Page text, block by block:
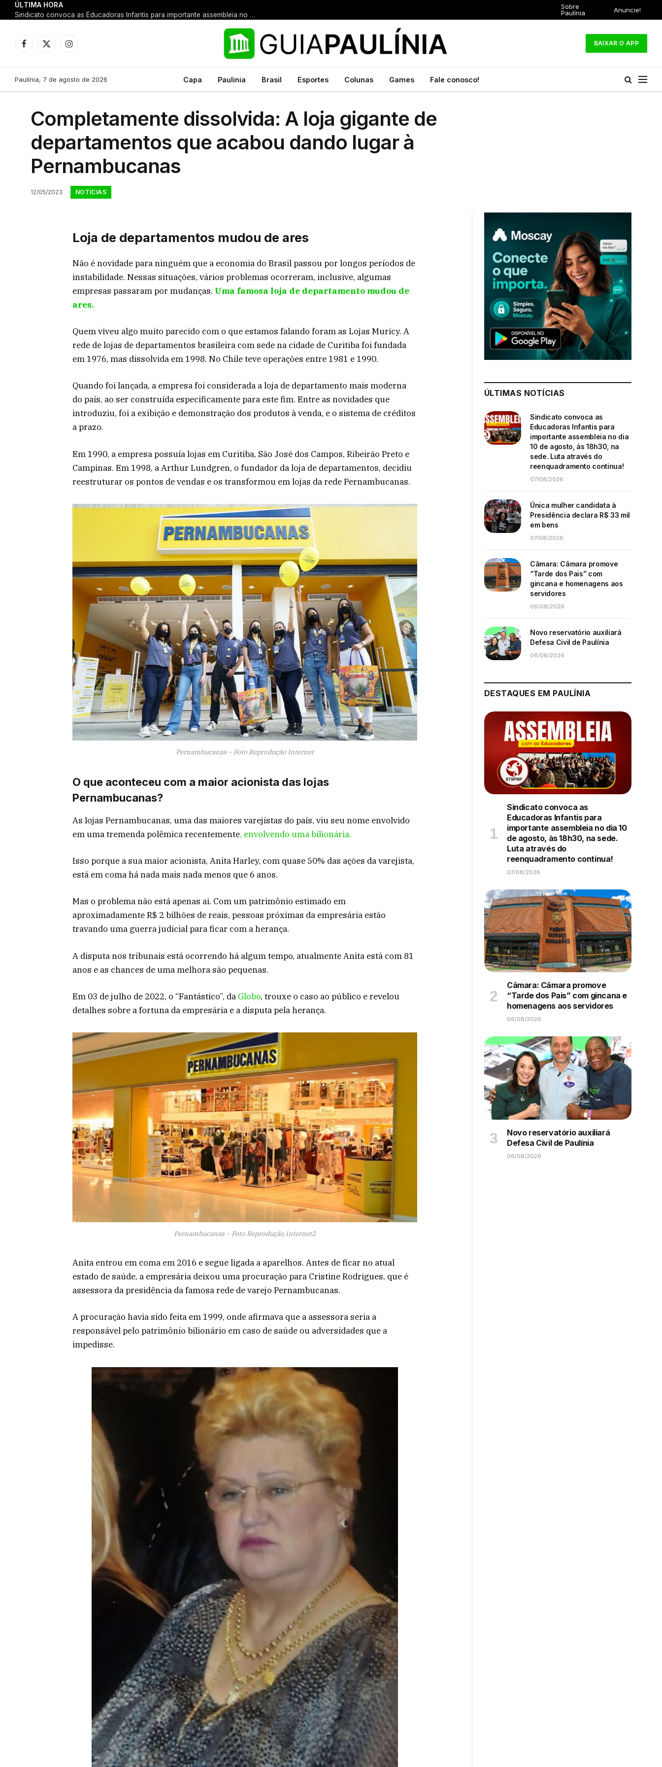
ÚLTIMA HORA
Sindicato convoca as Educadoras Infantis para importante assembleia no dia 10 de agosto, às 18h30, na sede. Luta através do reenquadramento continua!
Sobre
Paulínia
Anuncie!
Facebook
X
Instagram
BAIXAR O APP
Paulínia, 7 de agosto de 2026 Capa Paulinia Brasil Esportes Colunas Games Fale conosco!
Completamente dissolvida: A loja gigante de
departamentos que acabou dando lugar à
Pernambucanas
12/05/2023 NOTÍCIAS
Loja de departamentos mudou de ares
Não é novidade para ninguém que a economia do Brasil passou por longos períodos de
instabilidade. Nessas situações, vários problemas ocorreram, inclusive, algumas
empresas passaram por mudanças. Uma famosa loja de departamento mudou de
ares.
Quem viveu algo muito parecido com o que estamos falando foram as Lojas Muricy. A
rede de lojas de departamentos brasileira com sede na cidade de Curitiba foi fundada
em 1976, mas dissolvida em 1998. No Chile teve operações entre 1981 e 1990.
Quando foi lançada, a empresa foi considerada a loja de departamento mais moderna
do país, ao ser construída especificamente para este fim. Entre as novidades que
introduziu, foi a exibição e demonstração dos produtos à venda, e o sistema de créditos
a prazo.
Em 1990, a empresa possuía lojas em Curitiba, São José dos Campos, Ribeirão Preto e
Campinas. Em 1998, a Arthur Lundgren, o fundador da loja de departamentos, decidiu
reestruturar os pontos de vendas e os transformou em lojas da rede Pernambucanas.
Pernambucanas – Foto Reprodução Internet
O que aconteceu com a maior acionista das lojas
Pernambucanas?
As lojas Pernambucanas, uma das maiores varejistas do país, viu seu nome envolvido
em uma tremenda polêmica recentemente, envolvendo uma bilionária.
Isso porque a sua maior acionista, Anita Harley, com quase 50% das ações da varejista,
está em coma há nada mais nada menos que 6 anos.
Mas o problema não está apenas ai. Com um patrimônio estimado em
aproximadamente R$ 2 bilhões de reais, pessoas próximas da empresária estão
travando uma guerra judicial para ficar com a herança.
A disputa nos tribunais está ocorrendo há algum tempo, atualmente Anita está com 81
anos e as chances de uma melhora são pequenas.
Em 03 de julho de 2022, o “Fantástico”, da Globo, trouxe o caso ao público e revelou
detalhes sobre a fortuna da empresária e a disputa pela herança.
Pernambucanas – Foto Reprodução Internet2
Anita entrou em coma em 2016 e segue ligada a aparelhos. Antes de ficar no atual
estado de saúde, a empresária deixou uma procuração para Cristine Rodrigues, que é
assessora da presidência da famosa rede de varejo Pernambucanas.
A procuração havia sido feita em 1999, onde afirmava que a assessora seria a
responsável pelo patrimônio bilionário em caso de saúde ou adversidades que a
impedisse.
ÚLTIMAS NOTÍCIAS
Sindicato convoca as
Educadoras Infantis para
importante assembleia no dia
10 de agosto, às 18h30, na
sede. Luta através do
reenquadramento continua!
07/08/2026
Única mulher candidata à
Presidência declara R$ 33 mil
em bens
07/08/2026
Câmara: Câmara promove
“Tarde dos Pais” com
gincana e homenagens aos
servidores
06/08/2026
Novo reservatório auxiliará
Defesa Civil de Paulínia
06/08/2026
DESTAQUES EM PAULÍNIA
Sindicato convoca as
Educadoras Infantis para
importante assembleia no dia 10
de agosto, às 18h30, na sede.
Luta através do
reenquadramento continua!
07/08/2026
Câmara: Câmara promove
“Tarde dos Pais” com gincana e
homenagens aos servidores
06/08/2026
Novo reservatório auxiliará
Defesa Civil de Paulínia
06/08/2026